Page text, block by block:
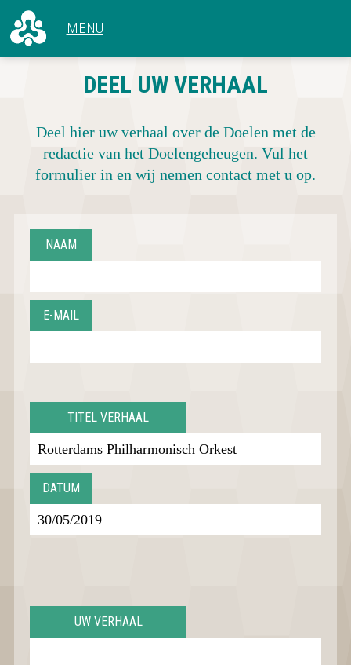
ALLE ARTIKELEN
HET GEBOUW
ACHTER DE SCHERMEN
VOOR 1966
1970 - 1979
1980 - 1989
1990 - 1999
CONCERTOVERZICHT
DEEL UW VERHAAL
Deel hier uw verhaal over de Doelen met de
redactie van het Doelengeheugen. Vul het
formulier in en wij nemen contact met u op.
NAAM
E-MAIL
TITEL VERHAAL
DATUM
UW VERHAAL